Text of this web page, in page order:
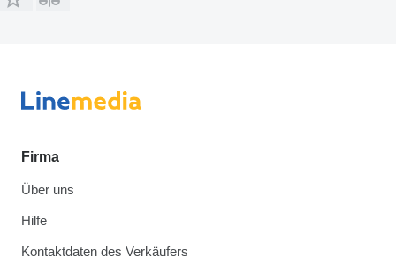
Firma
Über uns
Hilfe
Kontaktdaten des Verkäufers